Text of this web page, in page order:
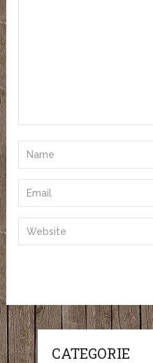
CATEGORIE